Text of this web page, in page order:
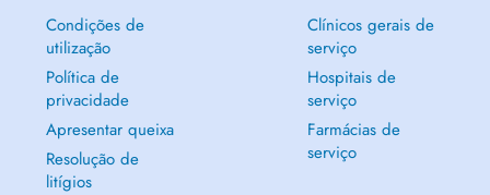
Condições de
utilização
Política de
privacidade
Apresentar queixa
Resolução de
litígios
Clínicos gerais de
serviço
Hospitais de
serviço
Farmácias de
serviço